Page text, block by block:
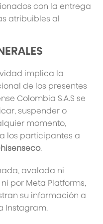
con la entrega
atribuibles al
implica la
de los presentes
Colombia S.A.S se
suspender o
momento,
los participantes a
.
avalada ni
por Meta Platforms,
su información a
Instagram.